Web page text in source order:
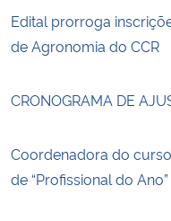
Secretaria de Governo
Gabinete de Segurança
Advocacia-Geral da União
Edital prorroga
de Agronomia do CCR
CRONOGRAMA DE
Coordenadora do
de “Profissional do